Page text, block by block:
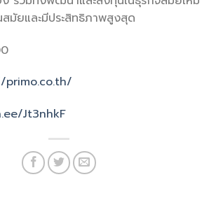
มัยและมีประสิทธิภาพสูงสุด
Jt3nhkF